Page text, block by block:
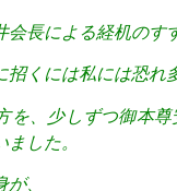
会長による経机のす
招くには私には恐れ
を、少しずつ御本
した。
、